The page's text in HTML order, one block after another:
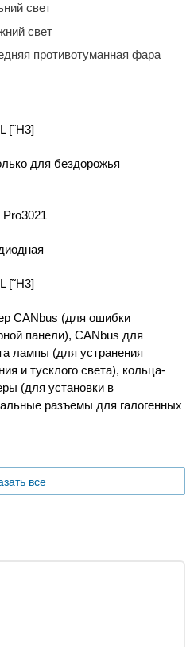
свет
свет
противотуманная фара
[˜H3]
для бездорожья
Pro3021
[˜H3]
CANbus (для ошибки
панели), CANbus для
лампы (для устранения
и тусклого света), кольца-
(для установки в
разъемы для галогенных
все